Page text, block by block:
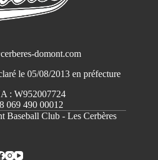
domont.com
le 05/08/2013 en préfecture
: W952007724
069 490 00012
Club - Les Cerbères